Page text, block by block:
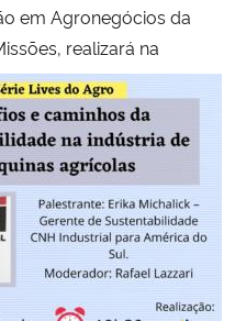
Humanos
em Agronegócios da
realizará na